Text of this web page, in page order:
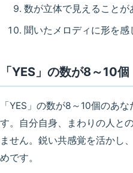
数が立体で見えることが
聞いたメロディに形を感
「YES」の数が8～10個
「YES」の数が8～10個のあな
す。自分自身、まわりの人と
ません。鋭い共感覚を活かし
めです。